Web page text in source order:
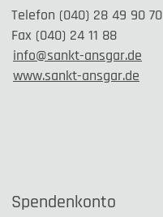
Telefon (040) 28 49 90 70
Fax (040) 24 11 88
info@sankt-ansgar.de
www.sankt-ansgar.de
Spendenkonto